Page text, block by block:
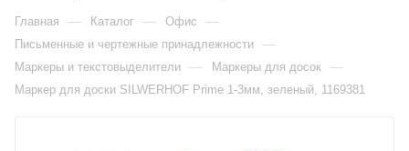
Главная — Каталог — Офис —
Письменные и чертежные принадлежности —
Маркеры и текстовыделители — Маркеры для досок —
Маркер для доски SILWERHOF Prime 1-3мм, зеленый, 1169381